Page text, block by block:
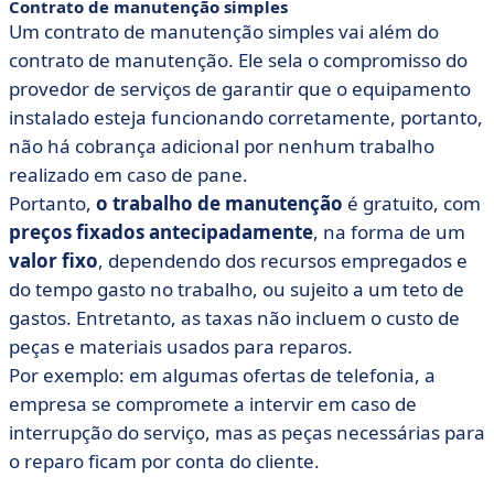
Contrato de manutenção simples
Um contrato de manutenção simples vai além do
contrato de manutenção. Ele sela o compromisso do
provedor de serviços de garantir que o equipamento
instalado esteja funcionando corretamente, portanto,
não há cobrança adicional por nenhum trabalho
realizado em caso de pane.
Portanto, o trabalho de manutenção é gratuito, com
preços fixados antecipadamente, na forma de um
valor fixo, dependendo dos recursos empregados e
do tempo gasto no trabalho, ou sujeito a um teto de
gastos. Entretanto, as taxas não incluem o custo de
peças e materiais usados para reparos.
Por exemplo: em algumas ofertas de telefonia, a
empresa se compromete a intervir em caso de
interrupção do serviço, mas as peças necessárias para
o reparo ficam por conta do cliente.